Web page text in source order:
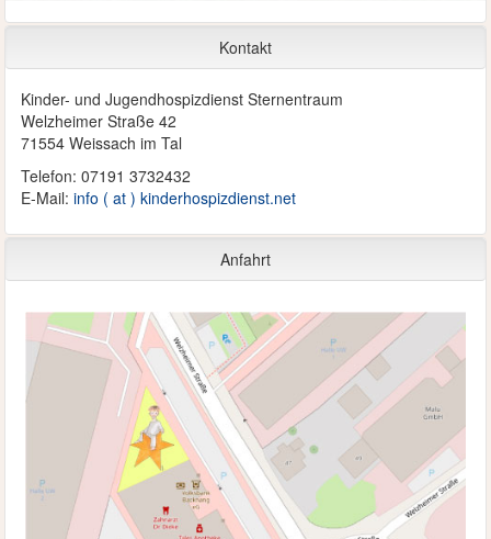
Kontakt
Kinder- und Jugendhospizdienst Sternentraum
Welzheimer Straße 42
71554 Weissach im Tal
Telefon: 07191 3732432
E-Mail: info ( at ) kinderhospizdienst.net
Anfahrt